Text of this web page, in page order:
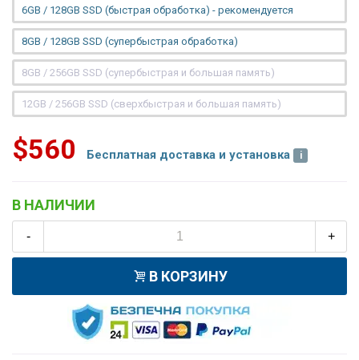
6GB / 128GB SSD (быстрая обработка) - рекомендуется
8GB / 128GB SSD (супербыстрая обработка)
8GB / 256GB SSD (супербыстрая и большая память)
12GB / 256GB SSD (сверхбыстрая и большая память)
$560 Бесплатная доставка и установка
В НАЛИЧИИ
- +
В КОРЗИНУ